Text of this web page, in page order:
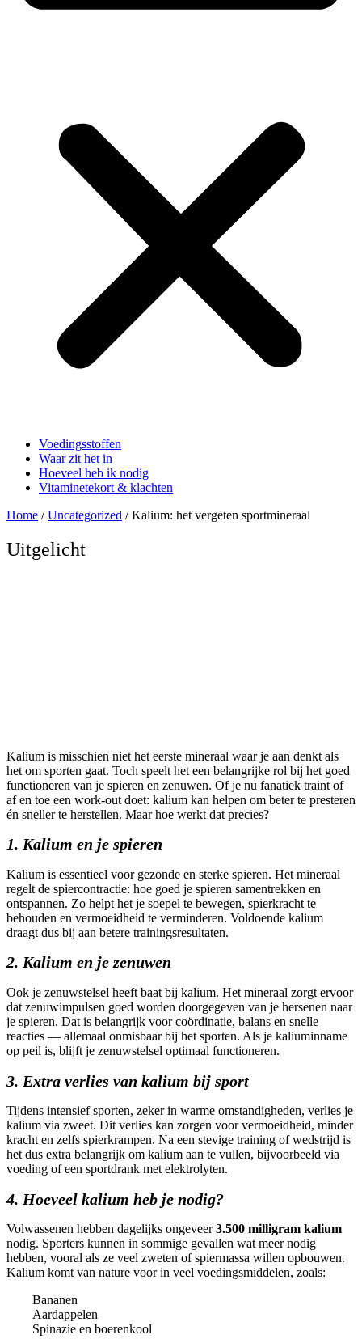
Voedingsstoffen
Waar zit het in
Hoeveel heb ik nodig
Vitaminetekort & klachten
Home /Uncategorized / Kalium: het vergeten sportmineraal
Uitgelicht
Kalium is misschien niet het eerste mineraal waar je aan denkt als
het om sporten gaat. Toch speelt het een belangrijke rol bij het goed
functioneren van je spieren en zenuwen. Of je nu fanatiek traint of
af en toe een work-out doet: kalium kan helpen om beter te presteren
én sneller te herstellen. Maar hoe werkt dat precies?
1. Kalium en je spieren
Kalium is essentieel voor gezonde en sterke spieren. Het mineraal
regelt de spiercontractie: hoe goed je spieren samentrekken en
ontspannen. Zo helpt het je soepel te bewegen, spierkracht te
behouden en vermoeidheid te verminderen. Voldoende kalium
draagt dus bij aan betere trainingsresultaten.
2. Kalium en je zenuwen
Ook je zenuwstelsel heeft baat bij kalium. Het mineraal zorgt ervoor
dat zenuwimpulsen goed worden doorgegeven van je hersenen naar
je spieren. Dat is belangrijk voor coördinatie, balans en snelle
reacties — allemaal onmisbaar bij het sporten. Als je kaliuminname
op peil is, blijft je zenuwstelsel optimaal functioneren.
3. Extra verlies van kalium bij sport
Tijdens intensief sporten, zeker in warme omstandigheden, verlies je
kalium via zweet. Dit verlies kan zorgen voor vermoeidheid, minder
kracht en zelfs spierkrampen. Na een stevige training of wedstrijd is
het dus extra belangrijk om kalium aan te vullen, bijvoorbeeld via
voeding of een sportdrank met elektrolyten.
4. Hoeveel kalium heb je nodig?
Volwassenen hebben dagelijks ongeveer3.500 milligram kalium
nodig. Sporters kunnen in sommige gevallen wat meer nodig
hebben, vooral als ze veel zweten of spiermassa willen opbouwen.
Kalium komt van nature voor in veel voedingsmiddelen, zoals:
Bananen
Aardappelen
Spinazie en boerenkool